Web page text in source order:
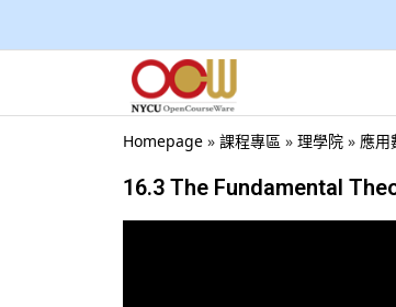
Homepage » 課程專區 » 理學院 » 應用
16.3 The Fundamental